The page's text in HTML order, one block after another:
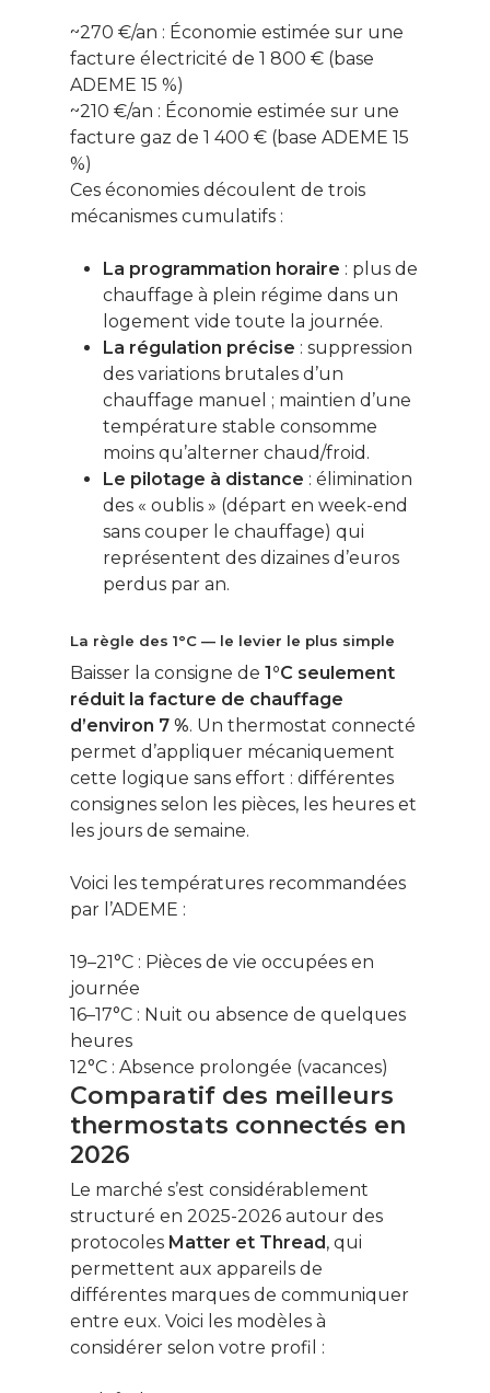
~270 €/an : Économie estimée sur une
facture électricité de 1 800 € (base
ADEME 15 %)
~210 €/an : Économie estimée sur une
facture gaz de 1 400 € (base ADEME 15
%)
Ces économies découlent de trois
mécanismes cumulatifs :
La programmation horaire : plus de
chauffage à plein régime dans un
logement vide toute la journée.
La régulation précise : suppression
des variations brutales d’un
chauffage manuel ; maintien d’une
température stable consomme
moins qu’alterner chaud/froid.
Le pilotage à distance : élimination
des « oublis » (départ en week-end
sans couper le chauffage) qui
représentent des dizaines d’euros
perdus par an.
La règle des 1°C — le levier le plus simple
Baisser la consigne de 1°C seulement
réduit la facture de chauffage
d’environ 7 %. Un thermostat connecté
permet d’appliquer mécaniquement
cette logique sans effort : différentes
consignes selon les pièces, les heures et
les jours de semaine.
Voici les températures recommandées
par l’ADEME :
19–21°C : Pièces de vie occupées en
journée
16–17°C : Nuit ou absence de quelques
heures
12°C : Absence prolongée (vacances)
Comparatif des meilleurs
thermostats connectés en
2026
Le marché s’est considérablement
structuré en 2025-2026 autour des
protocoles Matter et Thread , qui
permettent aux appareils de
différentes marques de communiquer
entre eux. Voici les modèles à
considérer selon votre profil :
pour vous inscrire à
newsletter !
Énergie
Patrimoine